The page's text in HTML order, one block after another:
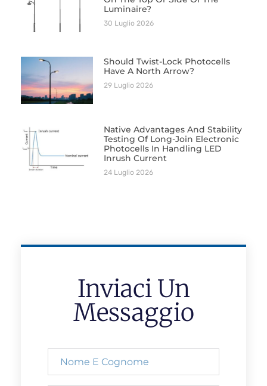
Luminaire?
30 Luglio 2026
Should Twist-Lock Photocells
Have A North Arrow?
29 Luglio 2026
Native Advantages And Stability
Testing Of Long-Join Electronic
Photocells In Handling LED
Inrush Current
24 Luglio 2026
Inviaci Un
Messaggio